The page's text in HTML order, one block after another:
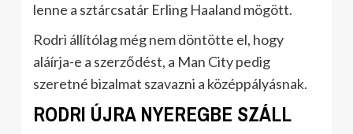
lenne a sztárcsatár Erling Haaland mögött.
Rodri állítólag még nem döntötte el, hogy
aláírja-e a szerződést, a Man City pedig
szeretné bizalmat szavazni a középpályásnak.
RODRI ÚJRA NYEREGBE SZÁLL